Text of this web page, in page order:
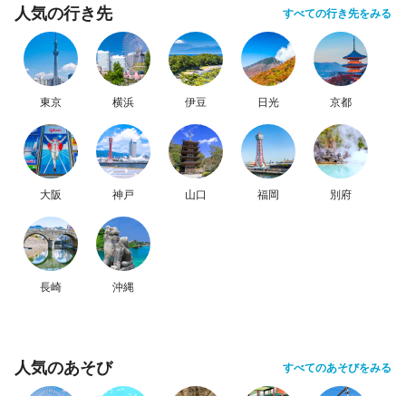
人気の行き先 すべての行き先をみる
東京 横浜 伊豆 日光 京都
大阪 神戸 山口 福岡 別府
長崎 沖縄
人気のあそび すべてのあそびをみる